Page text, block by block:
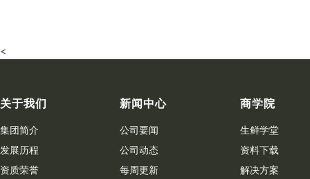
<
关于我们
集团简介
发展历程
资质荣誉
新闻中心
公司要闻
公司动态
每周更新
商学院
生鲜学堂
资料下载
解决方案